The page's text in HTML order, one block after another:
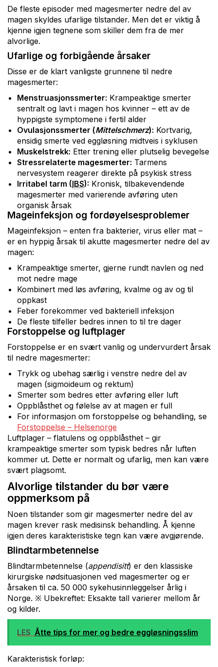
De fleste episoder med magesmerter nedre del av
magen skyldes ufarlige tilstander. Men det er viktig å
kjenne igjen tegnene som skiller dem fra de mer
alvorlige.
Ufarlige og forbigående årsaker
Disse er de klart vanligste grunnene til nedre
magesmerter:
Menstruasjonssmerter: Krampeaktige smerter
sentralt og lavt i magen hos kvinner – ett av de
hyppigste symptomene i fertil alder
Ovulasjonssmerter (Mittelschmerz): Kortvarig,
ensidig smerte ved eggløsning midtveis i syklusen
Muskelstrekk: Etter trening eller plutselig bevegelse
Stressrelaterte magesmerter: Tarmens
nervesystem reagerer direkte på psykisk stress
Irritabel tarm (IBS): Kronisk, tilbakevendende
magesmerter med varierende avføring uten
organisk årsak
Mageinfeksjon og fordøyelsesproblemer
Mageinfeksjon – enten fra bakterier, virus eller mat –
er en hyppig årsak til akutte magesmerter nedre del av
magen:
Krampeaktige smerter, gjerne rundt navlen og ned
mot nedre mage
Kombinert med løs avføring, kvalme og av og til
oppkast
Feber forekommer ved bakteriell infeksjon
De fleste tilfeller bedres innen to til tre dager
Forstoppelse og luftplager
Forstoppelse er en svært vanlig og undervurdert årsak
til nedre magesmerter:
Trykk og ubehag særlig i venstre nedre del av
magen (sigmoideum og rektum)
Smerter som bedres etter avføring eller luft
Oppblåsthet og følelse av at magen er full
For informasjon om forstoppelse og behandling, se
Forstoppelse – Helsenorge
Luftplager – flatulens og oppblåsthet – gir
krampeaktige smerter som typisk bedres når luften
kommer ut. Dette er normalt og ufarlig, men kan være
svært plagsomt.
Alvorlige tilstander du bør være
oppmerksom på
Noen tilstander som gir magesmerter nedre del av
magen krever rask medisinsk behandling. Å kjenne
igjen deres karakteristiske tegn kan være avgjørende.
Blindtarmbetennelse
Blindtarmbetennelse (appendisitt) er den klassiske
kirurgiske nødsituasjonen ved magesmerter og er
årsaken til ca. 50 000 sykehusinnleggelser årlig i
Norge. ※ Ubekreftet: Eksakte tall varierer mellom år
og kilder.
LES Åtte tips for mer og bedre eggløsningsslim
Karakteristisk forløp: